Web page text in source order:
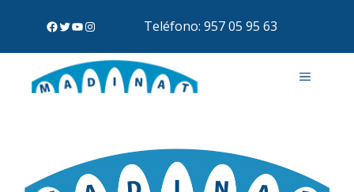
Teléfono: 957 05 95 63